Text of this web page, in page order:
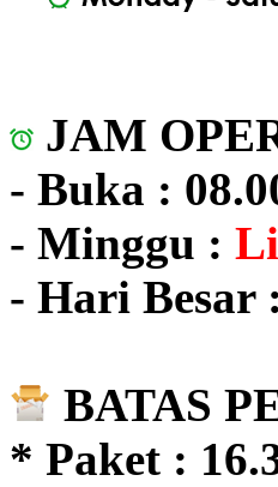
JAM
- Buka :
- Minggu :
- Hari Besar :
BATAS
* Paket :